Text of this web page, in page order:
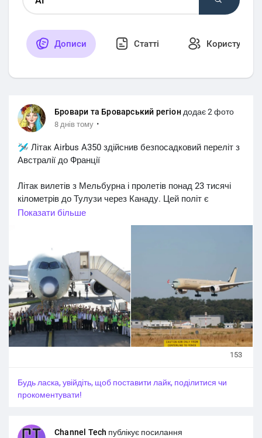
Дописи Статті Користувачі
Бровари та Броварський регіон додає 2 фото
8 днів тому ·
🛩 Літак Airbus A350 здійснив безпосадковий переліт з
Австралії до Франції
Літак вилетів з Мельбурна і пролетів понад 23 тисячі
кілометрів до Тулузи через Канаду. Цей політ є
частиною двомісячної програми тестувань.
найвідстежуванішим у світі в той день — його в
реальному часі спостерігали 3,5 мільйона людей.
#Новини_звідусіль
#Новини_news
#world_news
#interesting_news@interesting_news @news
@world_news#news #news_from_around_the_world
Показати більше
153
Будь ласка, увійдіть, щоб поставити лайк, поділитися чи
прокоментувати!
Channel Tech публікує посилання